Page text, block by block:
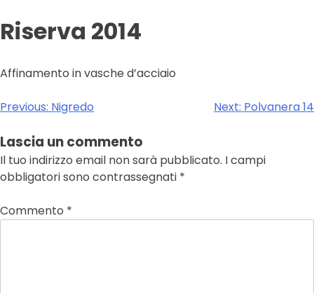
Riserva 2014
Affinamento in vasche d’acciaio
Navigazione
articoli
Previous: Nigredo Next: Polvanera 14
Lascia un commento
Il tuo indirizzo email non sarà pubblicato. I campi
obbligatori sono contrassegnati *
Commento *